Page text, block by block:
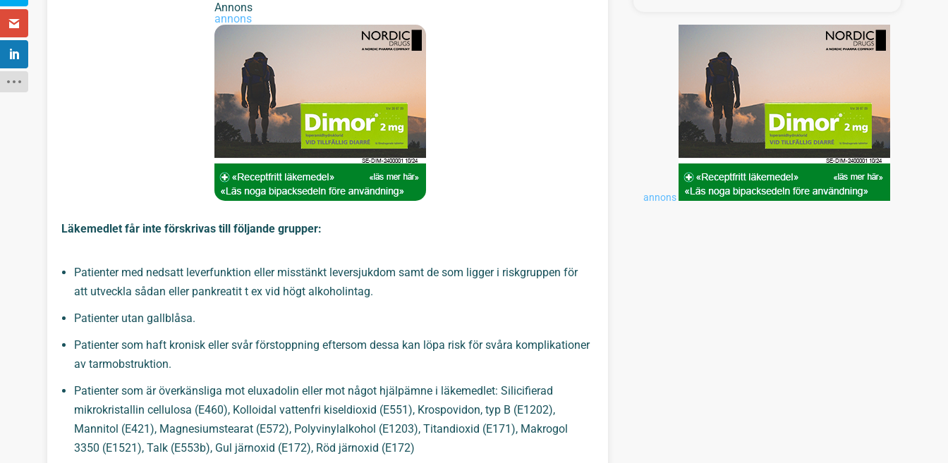
Annons
annons
Läkemedlet får inte förskrivas till följande grupper:
Patienter med nedsatt leverfunktion eller misstänkt leversjukdom samt de som ligger i riskgruppen för
att utveckla sådan eller pankreatit t ex vid högt alkoholintag.
Patienter utan gallblåsa.
Patienter som haft kronisk eller svår förstoppning eftersom dessa kan löpa risk för svåra komplikationer
av tarmobstruktion.
Patienter som är överkänsliga mot eluxadolin eller mot något hjälpämne i läkemedlet: Silicifierad
mikrokristallin cellulosa (E460), Kolloidal vattenfri kiseldioxid (E551), Krospovidon, typ B (E1202),
Mannitol (E421), Magnesiumstearat (E572), Polyvinylalkohol (E1203), Titandioxid (E171), Makrogol
3350 (E1521), Talk (E553b), Gul järnoxid (E172), Röd järnoxid (E172)
annons